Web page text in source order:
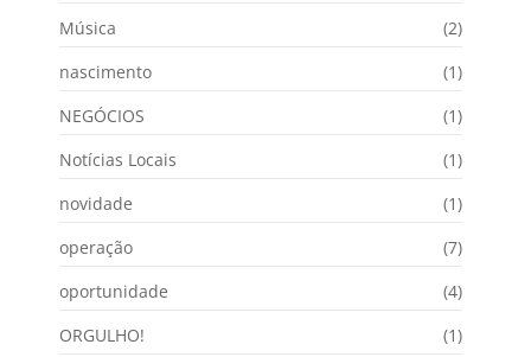
Música
(2)
nascimento
(1)
NEGÓCIOS
(1)
Notícias Locais
(1)
novidade
(1)
operação
(7)
oportunidade
(4)
ORGULHO!
(1)